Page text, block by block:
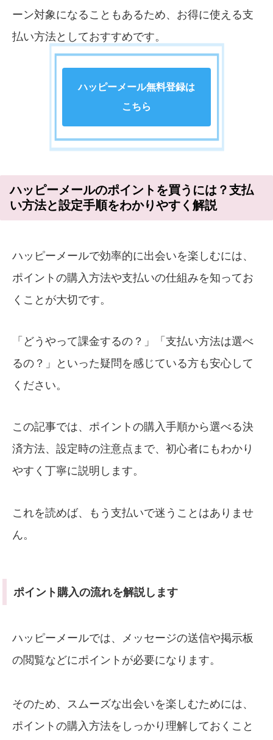
ーン対象になることもあるため、お得に使える支
払い方法としておすすめです。
ハッピーメール無料登録は
こちら
ハッピーメールのポイントを買うには？支払
い方法と設定手順をわかりやすく解説
ハッピーメールで効率的に出会いを楽しむには、
ポイントの購入方法や支払いの仕組みを知ってお
くことが大切です。
「どうやって課金するの？」「支払い方法は選べ
るの？」といった疑問を感じている方も安心して
ください。
この記事では、ポイントの購入手順から選べる決
済方法、設定時の注意点まで、初心者にもわかり
やすく丁寧に説明します。
これを読めば、もう支払いで迷うことはありませ
ん。
ポイント購入の流れを解説します
ハッピーメールでは、メッセージの送信や掲示板
の閲覧などにポイントが必要になります。
そのため、スムーズな出会いを楽しむためには、
ポイントの購入方法をしっかり理解しておくこと